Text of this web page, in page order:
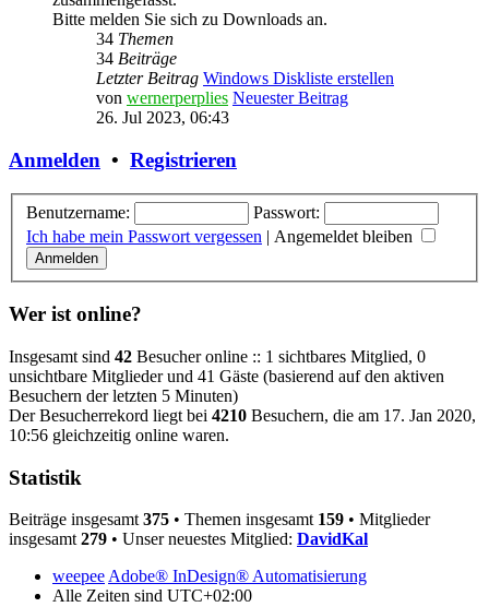
Bitte melden Sie sich zu Downloads an.
34 Themen
34 Beiträge
Letzter Beitrag Windows Diskliste erstellen
von wernerperplies Neuester Beitrag
26. Jul 2023, 06:43
Anmelden • Registrieren
Benutzername:
Passwort:
Ich habe mein Passwort vergessen | Angemeldet bleiben
Wer ist online?
Insgesamt sind 42 Besucher online :: 1 sichtbares Mitglied, 0
unsichtbare Mitglieder und 41 Gäste (basierend auf den aktiven
Besuchern der letzten 5 Minuten)
Der Besucherrekord liegt bei 4210 Besuchern, die am 17. Jan 2020,
10:56 gleichzeitig online waren.
Statistik
Beiträge insgesamt 375 • Themen insgesamt 159 • Mitglieder
insgesamt 279 • Unser neuestes Mitglied: DavidKal
weepee Adobe® InDesign® Automatisierung
Alle Zeiten sind UTC+02:00